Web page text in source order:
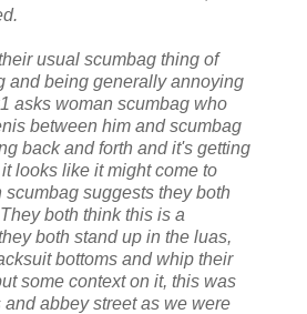
usual scumbag thing of
and being generally annoying
asks woman scumbag who
between him and scumbag
back and forth and it's getting
looks like it might come to
suggests they both
both think this is a
both stand up in the luas,
bottoms and whip their
some context on it, this was
abbey street as we were